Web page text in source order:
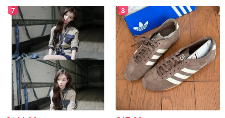
7 8